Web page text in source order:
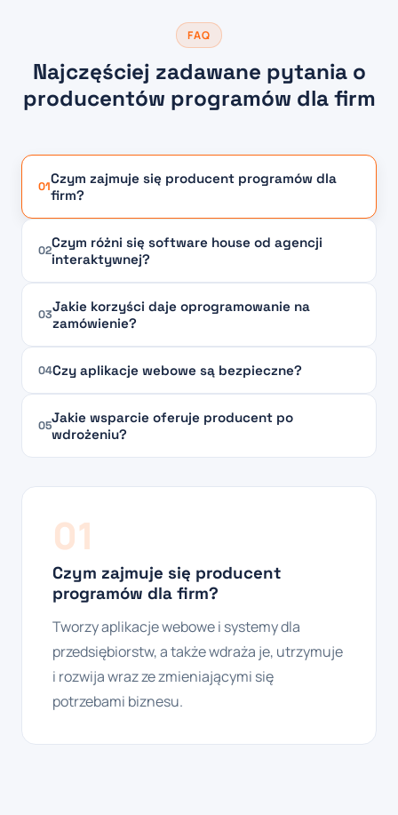
FAQ
Najczęściej zadawane pytania o
producentów programów dla firm
01Czym zajmuje się producent programów dla
firm?
02Czym różni się software house od agencji
interaktywnej?
03Jakie korzyści daje oprogramowanie na
zamówienie?
04Czy aplikacje webowe są bezpieczne?
05Jakie wsparcie oferuje producent po
wdrożeniu?
01
Czym zajmuje się producent
programów dla firm?
Tworzy aplikacje webowe i systemy dla
przedsiębiorstw, a także wdraża je, utrzymuje
i rozwija wraz ze zmieniającymi się
potrzebami biznesu.